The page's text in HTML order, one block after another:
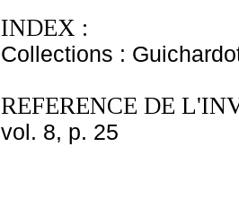
INDEX :
Collections :
REFERENCE DE
vol. 8, p. 25